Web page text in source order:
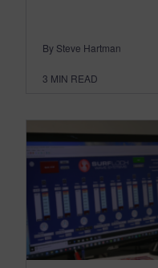
By Steve Hartman
3 MIN READ